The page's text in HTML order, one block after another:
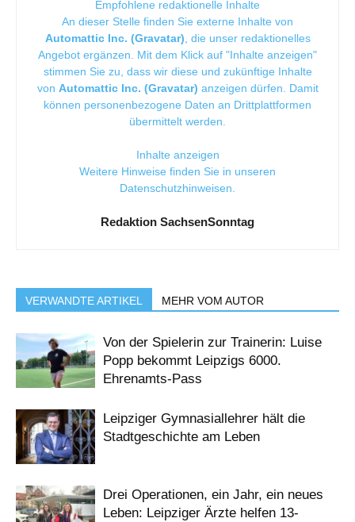
Empfohlene redaktionelle Inhalte
An dieser Stelle finden Sie externe Inhalte von
Automattic Inc. (Gravatar) , die unser redaktionelles
Angebot ergänzen. Mit dem Klick auf "Inhalte anzeigen"
stimmen Sie zu, dass wir diese und zukünftige Inhalte
von Automattic Inc. (Gravatar) anzeigen dürfen. Damit
können personenbezogene Daten an Drittplattformen
übermittelt werden.
Inhalte anzeigen
Weitere Hinweise finden Sie in unseren
Datenschutzhinweisen
Redaktion SachsenSonntag
VERWANDTE ARTIKEL MEHR VOM AUTOR
Von der Spielerin zur Trainerin: Luise
Popp bekommt Leipzigs 6000.
Ehrenamts-Pass
Leipziger Gymnasiallehrer hält die
Stadtgeschichte am Leben
Drei Operationen, ein Jahr, ein neues
Leben: Leipziger Ärzte helfen 13-